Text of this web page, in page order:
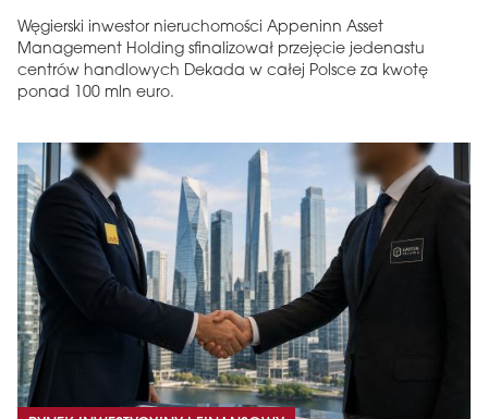
Węgierski inwestor nieruchomości Appeninn Asset
Management Holding sfinalizował przejęcie jedenastu
centrów handlowych Dekada w całej Polsce za kwotę
ponad 100 mln euro.